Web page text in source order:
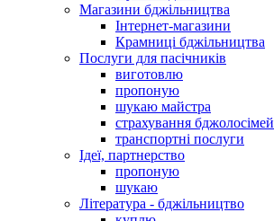
Магазини бджільництва
Інтернет-магазини
Крамниці бджільництва
Послуги для пасічників
виготовлю
пропоную
шукаю майстра
страхування бджолосімей
транспортні послуги
Ідеї, партнерство
пропоную
шукаю
Література - бджільництво